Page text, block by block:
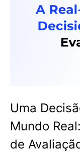
Uma
Mundo
de